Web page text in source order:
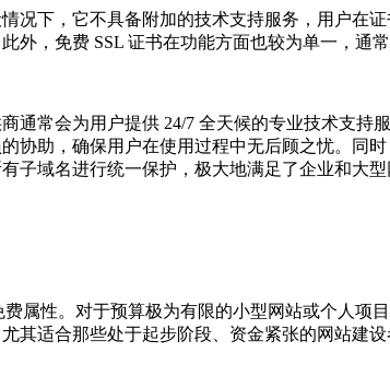
况下，它不具备附加的技术支持服务，用户
外，免费 SSL 证书在功能方面也较为单一，通
通常会为用户提供 24/7 全天候的专业技术支
协助，确保用户在使用过程中无后顾之忧。同
子域名进行统一保护，极大地满足了企业和大
属性。对于预算极为有限的小型网站或个人
其适合那些处于起步阶段、资金紧张的网站建设